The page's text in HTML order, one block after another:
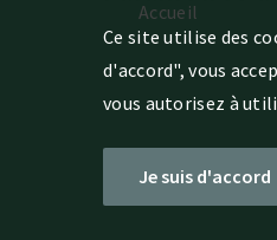
Accueil
Ce site utilise des
d'accord", vous
vous autorisez à
Je suis d'accord